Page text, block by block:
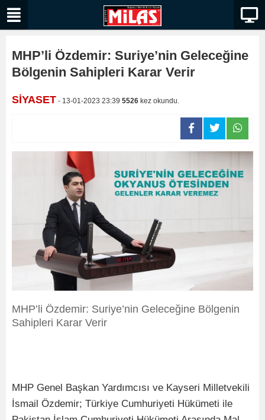
MHP’li Özdemir: Suriye’nin Geleceğine
Bölgenin Sahipleri Karar Verir
SİYASET - 13-01-2023 23:39 5526 kez okundu.
MHP’li Özdemir: Suriye’nin Geleceğine Bölgenin
Sahipleri Karar Verir
MHP Genel Başkan Yardımcısı ve Kayseri Milletvekili
İsmail Özdemir; Türkiye Cumhuriyeti Hükümeti ile